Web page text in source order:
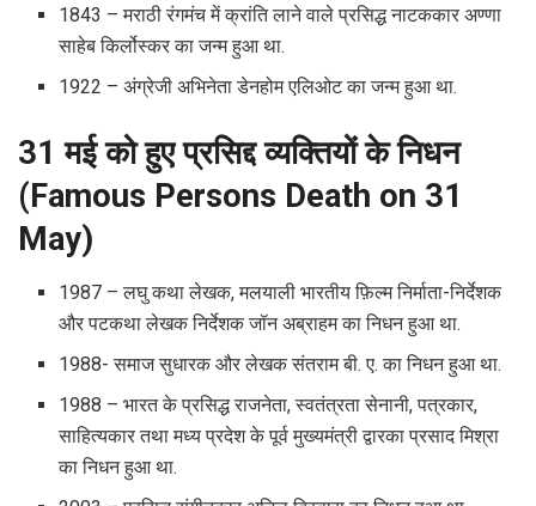
1843 – मराठी रंगमंच में क्रांति लाने वाले प्रसिद्ध नाटककार अण्णा
साहेब किर्लोस्कर का जन्म हुआ था.
1922 – अंग्रेजी अभिनेता डेनहोम एलिओट का जन्म हुआ था.
31 मई को हुए प्रसिद्द व्यक्तियों के निधन
(Famous Persons Death on 31
May)
1987 – लघु कथा लेखक, मलयाली भारतीय फ़िल्म निर्माता-निर्देशक
और पटकथा लेखक निर्देशक जॉन अब्राहम का निधन हुआ था.
1988- समाज सुधारक और लेखक संतराम बी. ए. का निधन हुआ था.
1988 – भारत के प्रसिद्ध राजनेता, स्वतंत्रता सेनानी, पत्रकार,
साहित्यकार तथा मध्य प्रदेश के पूर्व मुख्यमंत्री द्वारका प्रसाद मिश्रा
का निधन हुआ था.